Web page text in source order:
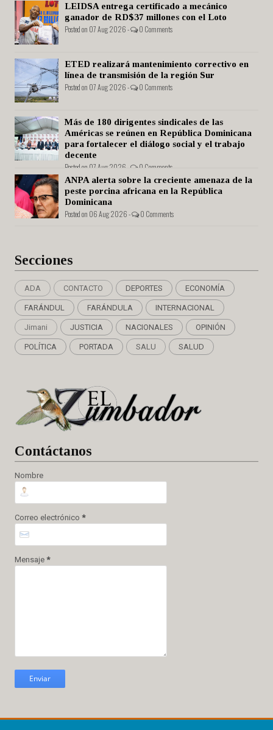
LEIDSA entrega certificado a mecánico
ganador de RD$37 millones con el Loto
Posted on 07 Aug 2026 - 0 Comments
ETED realizará mantenimiento correctivo en
línea de transmisión de la región Sur
Posted on 07 Aug 2026 - 0 Comments
Más de 180 dirigentes sindicales de las
Américas se reúnen en República Dominicana
para fortalecer el diálogo social y el trabajo
decente
Posted on 07 Aug 2026 - 0 Comments
ANPA alerta sobre la creciente amenaza de la
peste porcina africana en la República
Dominicana
Posted on 06 Aug 2026 - 0 Comments
Secciones
ADA CONTACTO DEPORTES ECONOMÍA
FARÁNDUL FARÁNDULA INTERNACIONAL
Jimani JUSTICIA NACIONALES OPINIÓN
POLÍTICA PORTADA SALU SALUD
Contáctanos
Nombre
Correo electrónico *
Mensaje *